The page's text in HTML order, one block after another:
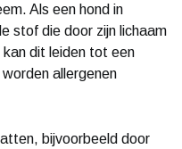
Als een hond in
stof die door zijn lichaam
kan dit leiden tot een
allergenen
bijvoorbeeld door